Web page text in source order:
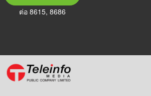
ต่อ 8615, 8686